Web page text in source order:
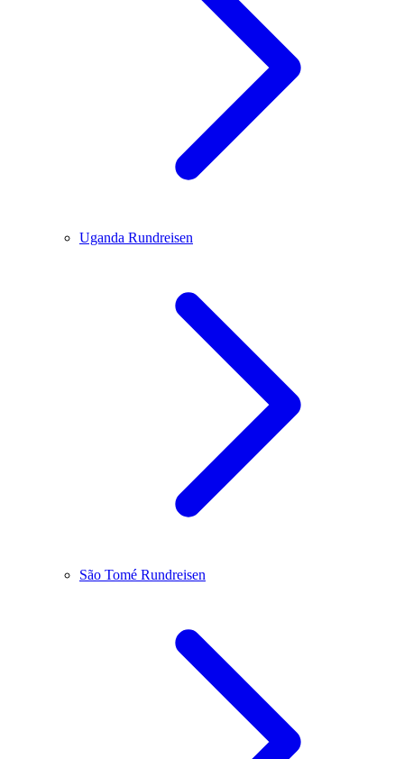
Uganda Rundreisen
São Tomé Rundreisen